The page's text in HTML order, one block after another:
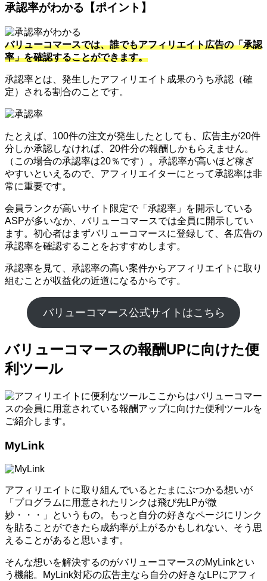
承認率がわかる【ポイント】
バリューコマースでは、誰でもアフィリエイト広告の「承認
率」を確認することができます。
承認率とは、発生したアフィリエイト成果のうち承認（確
定）される割合のことです。
たとえば、100件の注文が発生したとしても、広告主が20件
分しか承認しなければ、20件分の報酬しかもらえません。
（この場合の承認率は20％です）。承認率が高いほど稼ぎ
やすいといえるので、アフィリエイターにとって承認率は非
常に重要です。
会員ランクが高いサイト限定で「承認率」を開示している
ASPが多いなか、バリューコマースでは全員に開示してい
ます。初心者はまずバリューコマースに登録して、各広告の
承認率を確認することをおすすめします。
承認率を見て、承認率の高い案件からアフィリエイトに取り
組むことが収益化の近道になるからです。
バリューコマース公式サイトはこちら
バリューコマースの報酬UPに向けた便
利ツール
ここからはバリューコマー
スの会員に用意されている報酬アップに向けた便利ツールを
ご紹介します。
MyLink
アフィリエイトに取り組んでいるとたまにぶつかる想いが
「プログラムに用意されたリンクは飛び先LPが微
妙・・・」というもの。もっと自分の好きなページにリンク
を貼ることができたら成約率が上がるかもしれない、そう思
えることがあると思います。
そんな想いを解決するのがバリューコマースのMyLinkとい
う機能。MyLink対応の広告主なら自分の好きなLPにアフィ